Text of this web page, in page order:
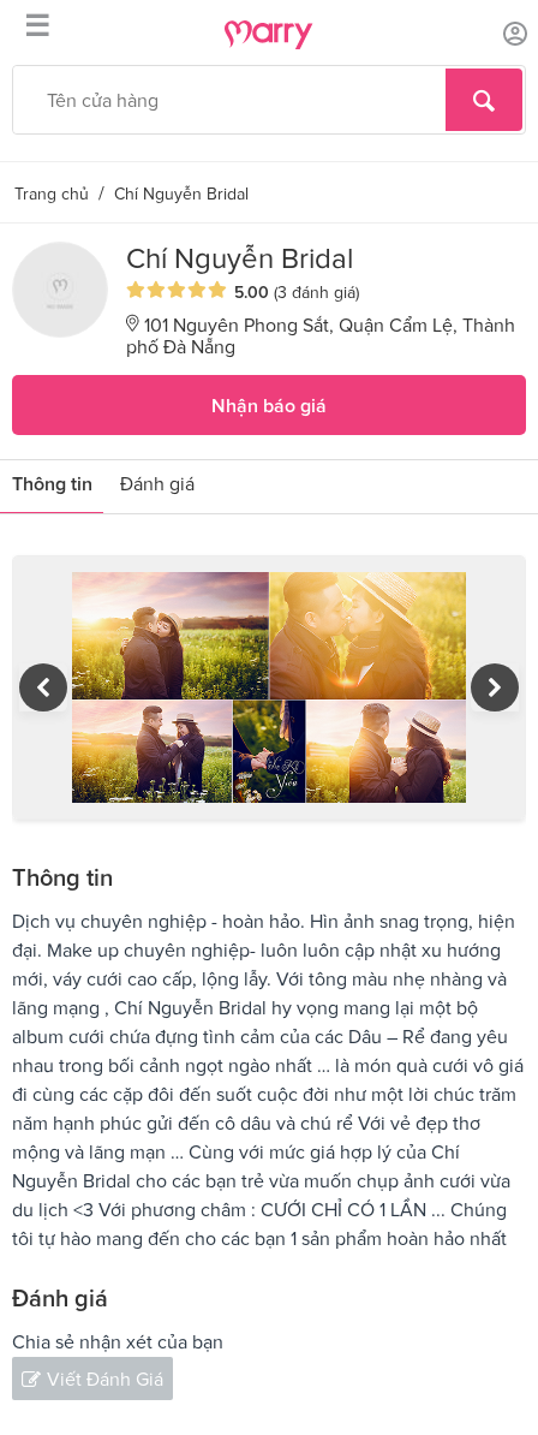
☰
Trang chủ / Chí Nguyễn Bridal
Chí Nguyễn Bridal
5.00 (3 đánh giá)
101 Nguyên Phong Sắt, Quận Cẩm Lệ, Thành
phố Đà Nẵng
Nhận báo giá
Thông tin Đánh giá
Thông tin
Dịch vụ chuyên nghiệp - hoàn hảo. Hìn ảnh snag trọng, hiện
đại. Make up chuyên nghiệp- luôn luôn cập nhật xu hướng
mới, váy cưới cao cấp, lộng lẫy. Với tông màu nhẹ nhàng và
lãng mạng , Chí Nguyễn Bridal hy vọng mang lại một bộ
album cưới chứa đựng tình cảm của các Dâu – Rể đang yêu
nhau trong bối cảnh ngọt ngào nhất … là món quà cưới vô giá
đi cùng các cặp đôi đến suốt cuộc đời như một lời chúc trăm
năm hạnh phúc gửi đến cô dâu và chú rể Với vẻ đẹp thơ
mộng và lãng mạn … Cùng với mức giá hợp lý của Chí
Nguyễn Bridal cho các bạn trẻ vừa muốn chụp ảnh cưới vừa
du lịch <3 Với phương châm : CƯỚI CHỈ CÓ 1 LẦN ... Chúng
tôi tự hào mang đến cho các bạn 1 sản phẩm hoàn hảo nhất
Đánh giá
Chia sẻ nhận xét của bạn
Viết Đánh Giá